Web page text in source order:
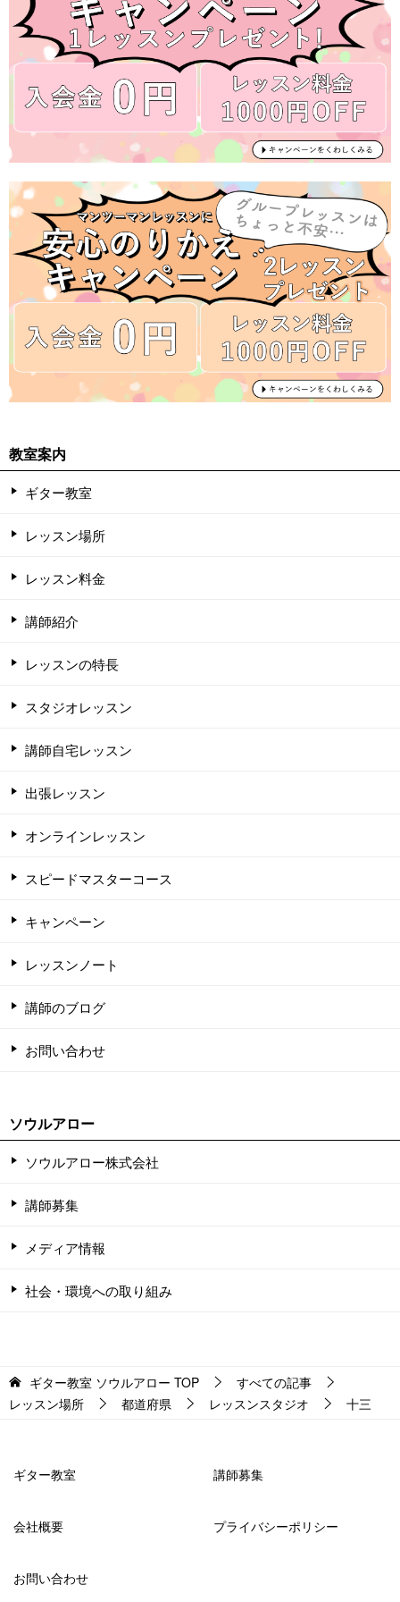
教室案内
ギター教室
レッスン場所
レッスン料金
講師紹介
レッスンの特長
スタジオレッスン
講師自宅レッスン
出張レッスン
オンラインレッスン
スピードマスターコース
キャンペーン
レッスンノート
講師のブログ
お問い合わせ
ソウルアロー
ソウルアロー株式会社
講師募集
メディア情報
社会・環境への取り組み
ギター教室 ソウルアロー TOP
すべての記事
レッスン場所
都道府県 レッスンスタジオ 十三
ギター教室 講師募集
会社概要 プライバシーポリシー
お問い合わせ